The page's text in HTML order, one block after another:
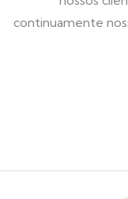
continuamente